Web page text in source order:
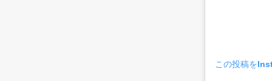
この投稿を